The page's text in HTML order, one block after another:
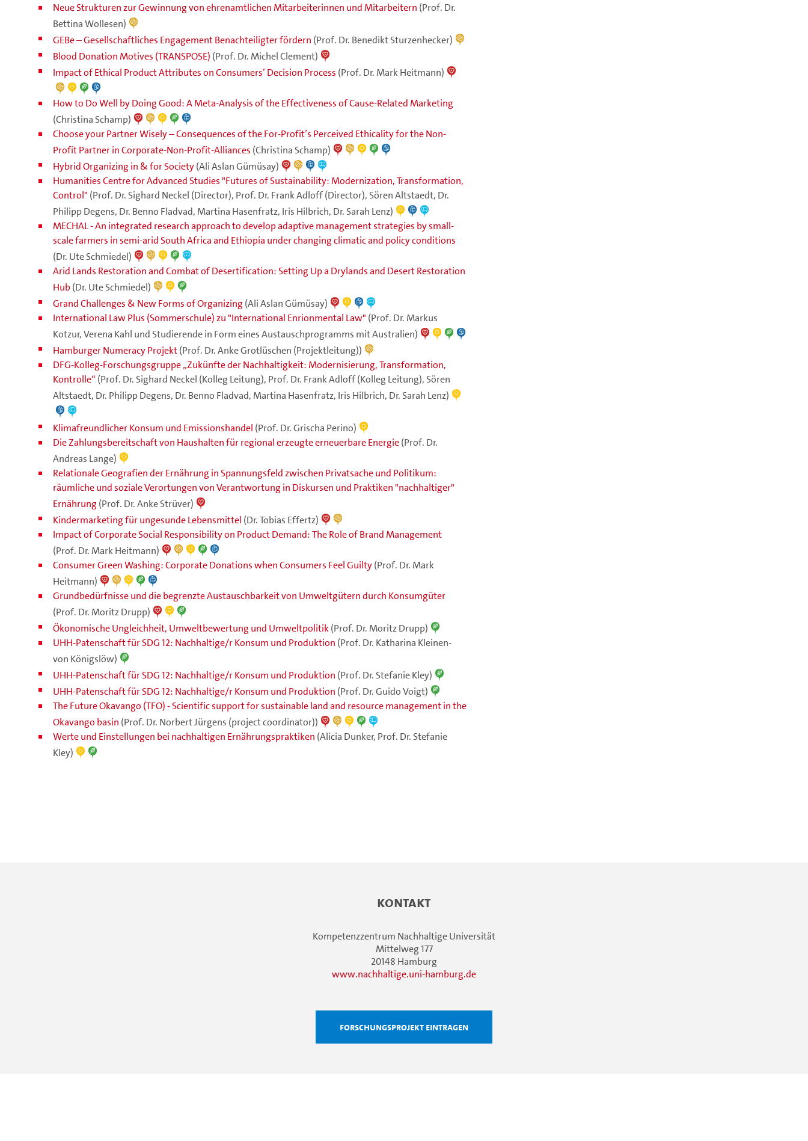
Neue Strukturen zur Gewinnung von ehrenamtlichen Mitarbeiterinnen und Mitarbeitern (Prof. Dr.
Bettina Wollesen)
GEBe – Gesellschaftliches Engagement Benachteiligter fördern (Prof. Dr. Benedikt Sturzenhecker)
Blood Donation Motives (TRANSPOSE) (Prof. Dr. Michel Clement)
Impact of Ethical Product Attributes on Consumers’ Decision Process (Prof. Dr. Mark Heitmann)
How to Do Well by Doing Good: A Meta-Analysis of the Effectiveness of Cause-Related Marketing
(Christina Schamp)
Choose your Partner Wisely – Consequences of the For-Profit’s Perceived Ethicality for the Non-
Profit Partner in Corporate-Non-Profit-Alliances (Christina Schamp)
Hybrid Organizing in & for Society(Ali Aslan Gümüsay)
Humanities Centre for Advanced Studies "Futures of Sustainability: Modernization, Transformation,
Control" (Prof. Dr. Sighard Neckel (Director), Prof. Dr. Frank Adloff (Director), Sören Altstaedt, Dr.
Philipp Degens, Dr. Benno Fladvad, Martina Hasenfratz, Iris Hilbrich, Dr. Sarah Lenz)
MECHAL - An integrated research approach to develop adaptive management strategies by small-
scale farmers in semi-arid South Africa and Ethiopia under changing climatic and policy conditions
(Dr. Ute Schmiedel)
Arid Lands Restoration and Combat of Desertification: Setting Up a Drylands and Desert Restoration
Hub(Dr. Ute Schmiedel)
Grand Challenges & New Forms of Organizing (Ali Aslan Gümüsay)
International Law Plus (Sommerschule) zu "International Enrionmental Law" (Prof. Dr. Markus
Kotzur, Verena Kahl und Studierende in Form eines Austauschprogramms mit Australien)
Hamburger Numeracy Projekt(Prof. Dr. Anke Grotlüschen (Projektleitung))
DFG-Kolleg-Forschungsgruppe „Zukünfte der Nachhaltigkeit: Modernisierung, Transformation,
Kontrolle“ (Prof. Dr. Sighard Neckel (Kolleg Leitung), Prof. Dr. Frank Adloff (Kolleg Leitung), Sören
Altstaedt, Dr. Philipp Degens, Dr. Benno Fladvad, Martina Hasenfratz, Iris Hilbrich, Dr. Sarah Lenz)
Klimafreundlicher Konsum und Emissionshandel (Prof. Dr. Grischa Perino)
Die Zahlungsbereitschaft von Haushalten für regional erzeugte erneuerbare Energie(Prof. Dr.
Andreas Lange)
Relationale Geografien der Ernährung in Spannungsfeld zwischen Privatsache und Politikum:
räumliche und soziale Verortungen von Verantwortung in Diskursen und Praktiken "nachhaltiger"
Ernährung (Prof. Dr. Anke Strüver)
Kindermarketing für ungesunde Lebensmittel (Dr. Tobias Effertz)
Impact of Corporate Social Responsibility on Product Demand: The Role of Brand Management
(Prof. Dr. Mark Heitmann)
Consumer Green Washing: Corporate Donations when Consumers Feel Guilty(Prof. Dr. Mark
Heitmann)
Grundbedürfnisse und die begrenzte Austauschbarkeit von Umweltgütern durch Konsumgüter
(Prof. Dr. Moritz Drupp)
Ökonomische Ungleichheit, Umweltbewertung und Umweltpolitik(Prof. Dr. Moritz Drupp)
UHH-Patenschaft für SDG 12: Nachhaltige/r Konsum und Produktion (Prof. Dr. Katharina Kleinen-
von Königslöw)
UHH-Patenschaft für SDG 12: Nachhaltige/r Konsum und Produktion (Prof. Dr. Stefanie Kley)
UHH-Patenschaft für SDG 12: Nachhaltige/r Konsum und Produktion (Prof. Dr. Guido Voigt)
The Future Okavango (TFO) - Scientific support for sustainable land and resource management in the
Okavango basin (Prof. Dr. Norbert Jürgens (project coordinator))
Werte und Einstellungen bei nachhaltigen Ernährungspraktiken (Alicia Dunker, Prof. Dr. Stefanie
Kley)
Kontakt
Kompetenzzentrum Nachhaltige Universität
Mittelweg 177
20148 Hamburg
www.nachhaltige.uni-hamburg.de
Forschungsprojekt eintragen